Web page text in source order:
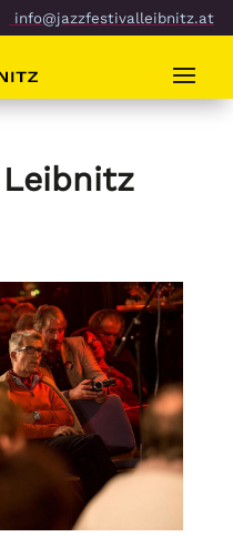
info@jazzfestivalleibnitz.at